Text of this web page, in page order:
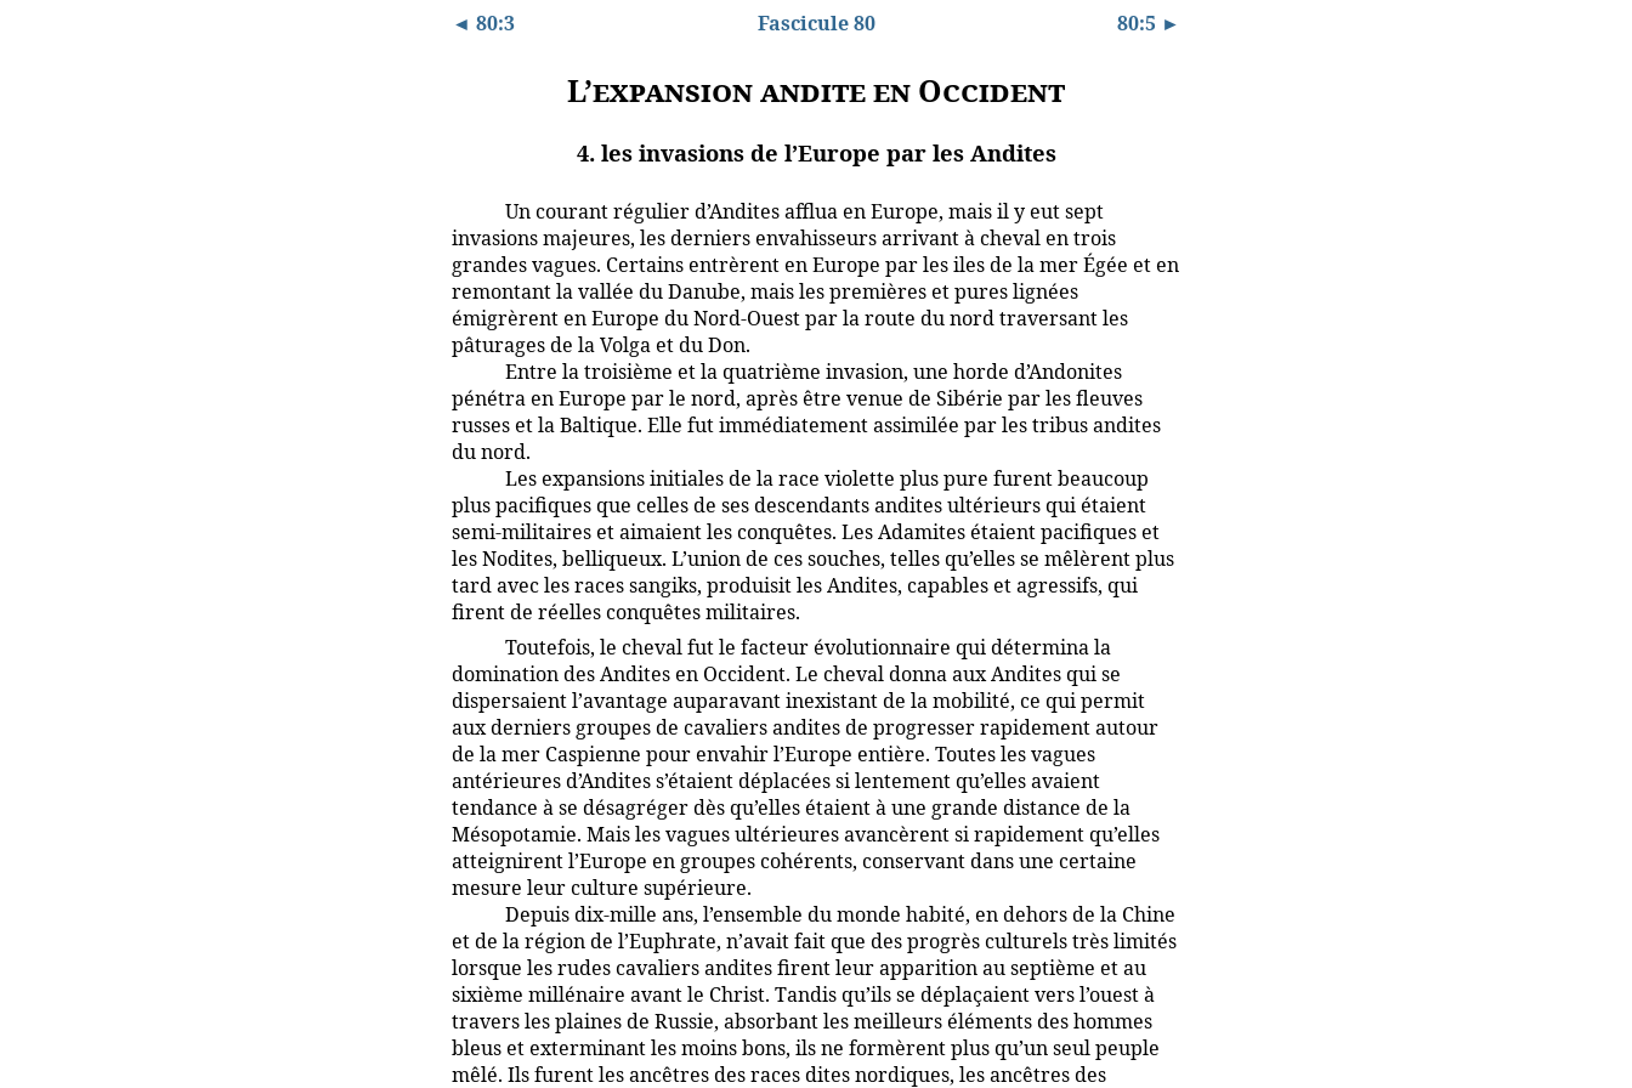
◄ 80:3 Fascicule 80 80:5 ►
L’expansion andite en Occident
4. les invasions de l’Europe par les Andites
Un courant régulier d’Andites afflua en Europe, mais il y eut sept
invasions majeures, les derniers envahisseurs arrivant à cheval en trois
grandes vagues. Certains entrèrent en Europe par les iles de la mer Égée et en
remontant la vallée du Danube, mais les premières et pures lignées
émigrèrent en Europe du Nord-Ouest par la route du nord traversant les
pâturages de la Volga et du Don.
Entre la troisième et la quatrième invasion, une horde d’Andonites
pénétra en Europe par le nord, après être venue de Sibérie par les fleuves
russes et la Baltique. Elle fut immédiatement assimilée par les tribus andites
du nord.
Les expansions initiales de la race violette plus pure furent beaucoup
plus pacifiques que celles de ses descendants andites ultérieurs qui étaient
semi-militaires et aimaient les conquêtes. Les Adamites étaient pacifiques et
les Nodites, belliqueux. L’union de ces souches, telles qu’elles se mêlèrent plus
tard avec les races sangiks, produisit les Andites, capables et agressifs, qui
firent de réelles conquêtes militaires.
Toutefois, le cheval fut le facteur évolutionnaire qui détermina la
domination des Andites en Occident. Le cheval donna aux Andites qui se
dispersaient l’avantage auparavant inexistant de la mobilité, ce qui permit
aux derniers groupes de cavaliers andites de progresser rapidement autour
de la mer Caspienne pour envahir l’Europe entière. Toutes les vagues
antérieures d’Andites s’étaient déplacées si lentement qu’elles avaient
tendance à se désagréger dès qu’elles étaient à une grande distance de la
Mésopotamie. Mais les vagues ultérieures avancèrent si rapidement qu’elles
atteignirent l’Europe en groupes cohérents, conservant dans une certaine
mesure leur culture supérieure.
Depuis dix-mille ans, l’ensemble du monde habité, en dehors de la Chine
et de la région de l’Euphrate, n’avait fait que des progrès culturels très limités
lorsque les rudes cavaliers andites firent leur apparition au septième et au
sixième millénaire avant le Christ. Tandis qu’ils se déplaçaient vers l’ouest à
travers les plaines de Russie, absorbant les meilleurs éléments des hommes
bleus et exterminant les moins bons, ils ne formèrent plus qu’un seul peuple
mêlé. Ils furent les ancêtres des races dites nordiques, les ancêtres des